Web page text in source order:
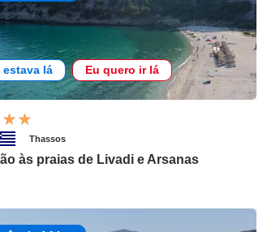
estava lá Eu quero ir lá
Thassos
às praias de Livadi e Arsanas